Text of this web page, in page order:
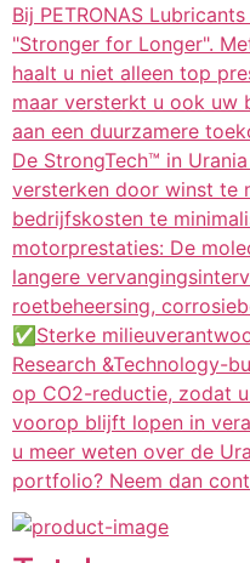
Bij PETRONAS
"Stronger for Longer".
haalt u niet alleen top
maar versterkt u ook uw
aan een duurzamere
De StrongTech™ in
versterken door winst te
bedrijfskosten te
motorprestaties: De
langere
roetbeheersing,
✅Sterke
Research &Technology-
op CO2-reductie, zodat
voorop blijft lopen in
u meer weten over de
portfolio? Neem dan